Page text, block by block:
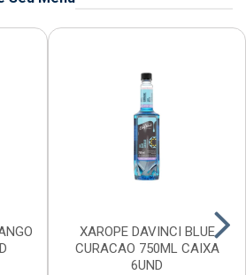
XAROPE DAVINCI BLUE
CURACAO 750ML CAIXA
6UND